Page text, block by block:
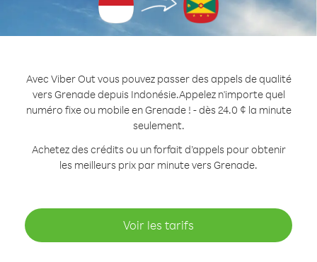
Avec Viber Out vous pouvez passer des appels de qualité
vers Grenade depuis Indonésie.Appelez n'importe quel
numéro fixe ou mobile en Grenade ! - dès 24.0 ¢ la minute
seulement.
Achetez des crédits ou un forfait d’appels pour obtenir
les meilleurs prix par minute vers Grenade.
Voir les tarifs